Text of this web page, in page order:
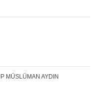
MÜSLÜMAN AYDIN